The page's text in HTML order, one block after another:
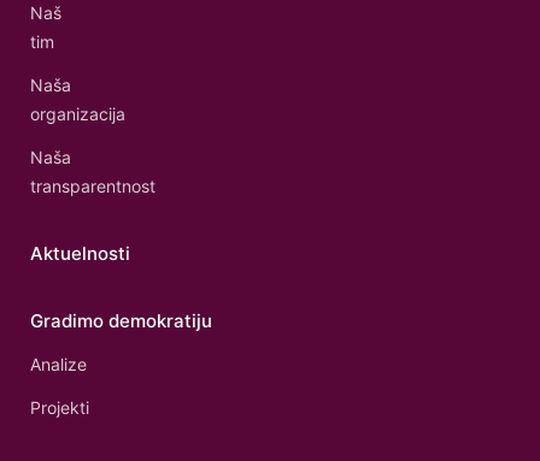
Naš
tim
Naša
organizacija
Naša
transparentnost
Aktuelnosti
Gradimo demokratiju
Analize
Projekti